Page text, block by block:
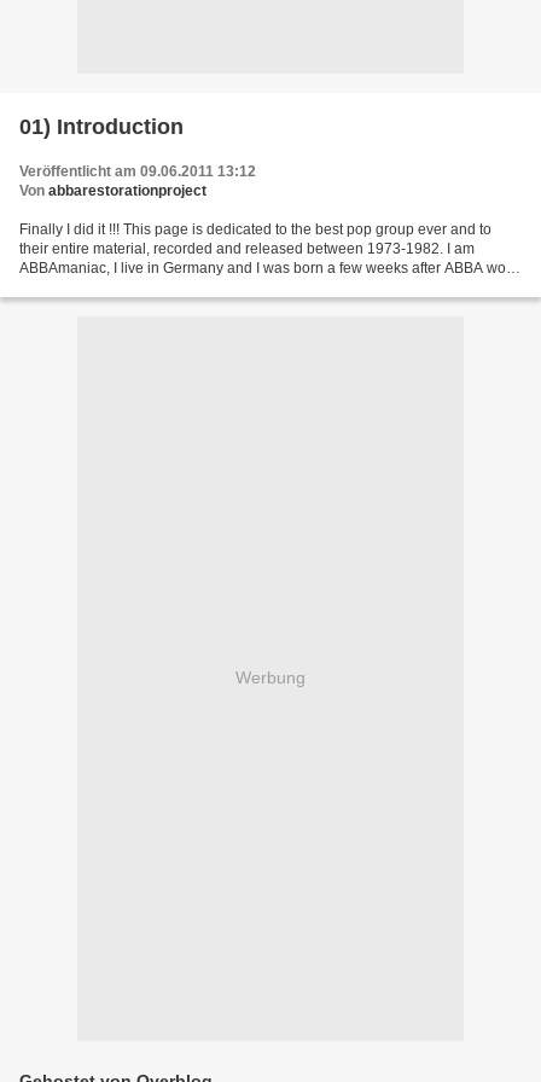
01) Introduction
Veröffentlicht am 09.06.2011 13:12
Von abbarestorationproject
Finally I did it !!! This page is dedicated to the best pop group ever and to
their entire material, recorded and released between 1973-1982. I am
ABBAmaniac, I live in Germany and I was born a few weeks after ABBA won
Werbung